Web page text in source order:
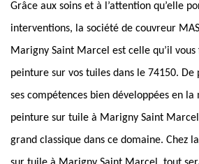
Grâce aux soins et à l’attention qu’elle
interventions, la société de couvreur
Marigny Saint Marcel est celle qu’il
peinture sur vos tuiles dans le 74150. De
ses compétences bien développées en
peinture sur tuile à Marigny Saint Marcel
grand classique dans ce domaine. Chez